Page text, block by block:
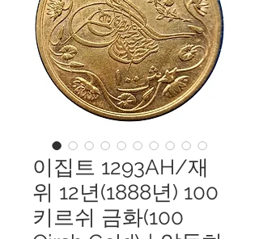
이집트 1293AH/재
위 12년(1888년) 100
키르쉬 금화(100